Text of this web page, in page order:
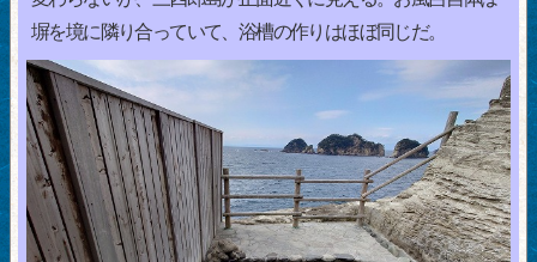
塀を境に隣り合っていて、浴槽の作りはほぼ同じだ。